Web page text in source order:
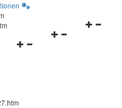
Navigationsmenü
Navigationsmenü